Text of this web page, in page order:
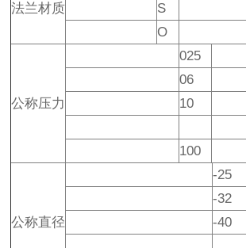
法兰材质
S
O
公称压力
025
06
10
100
公称直径
-25
-32
-40